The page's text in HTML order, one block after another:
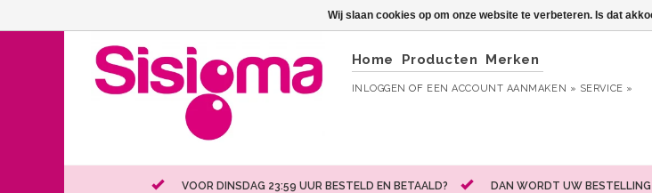
Home Producten Merken
INLOGGEN OF EEN ACCOUNT AANMAKEN » SERVICE »
VOOR DINSDAG 23:59 UUR BESTELD EN BETAALD? DAN WORDT UW
Wij slaan cookies op om onze website te verbeteren. Is dat